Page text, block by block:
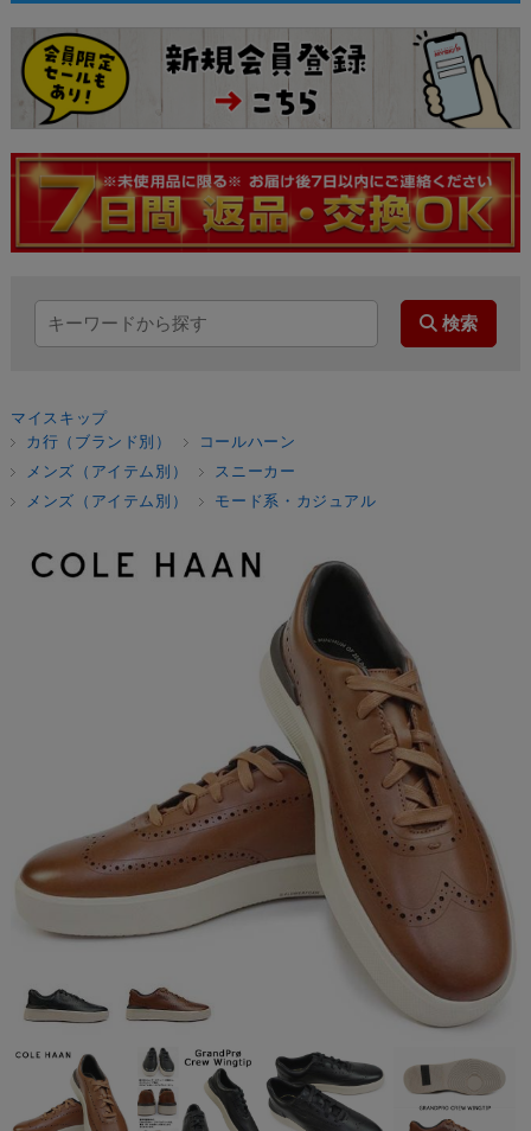
マイスキップ
カ行（ブランド別）
コールハーン
メンズ（アイテム別）
スニーカー
メンズ（アイテム別）
モード系・カジュアル